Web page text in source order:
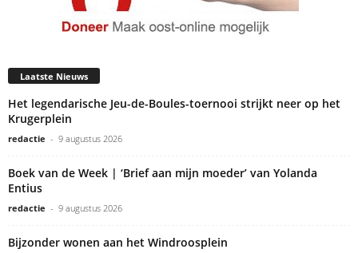
Laatste Nieuws
Het legendarische Jeu-de-Boules-toernooi strijkt neer op het
Krugerplein
redactie - 9 augustus 2026
Boek van de Week | ‘Brief aan mijn moeder’ van Yolanda
Entius
redactie - 9 augustus 2026
Bijzonder wonen aan het Windroosplein